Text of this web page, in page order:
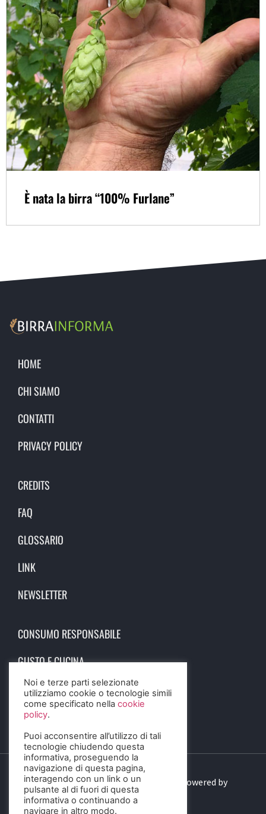
È nata la birra “100% Furlane”
HOME
CHI SIAMO
CONTATTI
PRIVACY POLICY
CREDITS
FAQ
GLOSSARIO
LINK
NEWSLETTER
CONSUMO RESPONSABILE
GUSTO E CUCINA
SCIENZA E SALUTE
STORIA E CULTURA
© 2023 Birra Informa. All Rights Reserved. Powered by
DIGITALSENSE
Noi e terze parti selezionate
utilizziamo cookie o tecnologie simili
come specificato nella cookie
policy.
Puoi acconsentire all’utilizzo di tali
tecnologie chiudendo questa
informativa, proseguendo la
navigazione di questa pagina,
interagendo con un link o un
pulsante al di fuori di questa
informativa o continuando a
navigare in altro modo.